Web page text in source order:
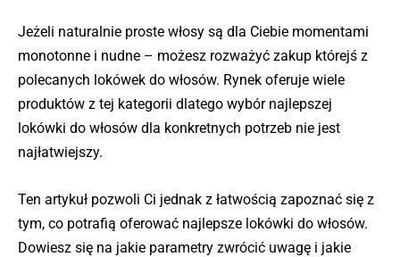
Jeżeli naturalnie proste włosy są dla Ciebie momentami
monotonne i nudne – możesz rozważyć zakup którejś z
polecanych lokówek do włosów. Rynek oferuje wiele
produktów z tej kategorii dlatego wybór najlepszej
lokówki do włosów dla konkretnych potrzeb nie jest
najłatwiejszy.
Ten artykuł pozwoli Ci jednak z łatwością zapoznać się z
tym, co potrafią oferować najlepsze lokówki do włosów.
Dowiesz się na jakie parametry zwrócić uwagę i jakie